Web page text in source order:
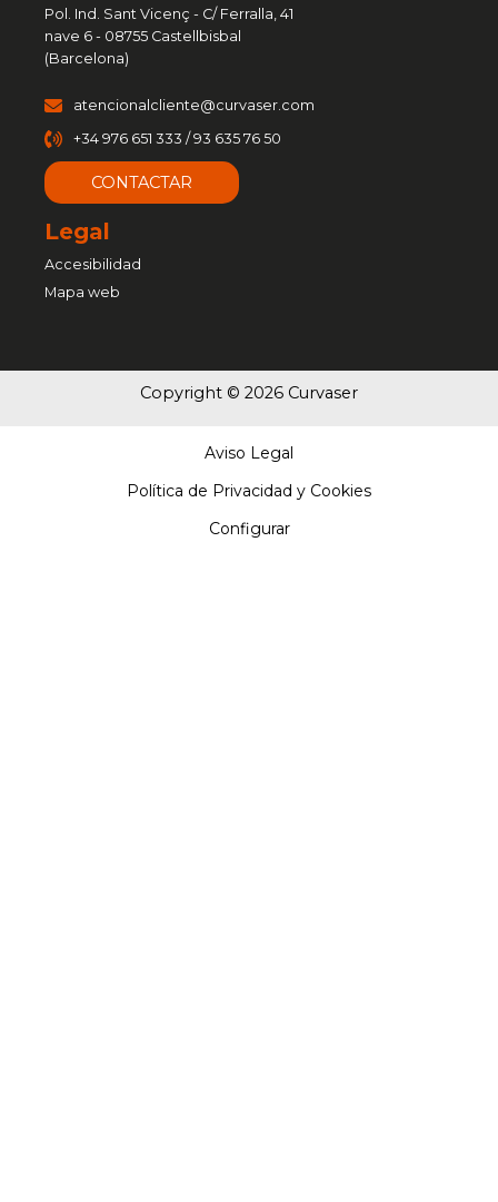
Pol. Ind. Sant Vicenç - C/ Ferralla, 41
nave 6 - 08755 Castellbisbal
(Barcelona)
atencionalcliente@curvaser.com
+34 976 651 333 / 93 635 76 50
CONTACTAR
Legal
Accesibilidad
Mapa web
Copyright © 2026 Curvaser
Aviso Legal
Política de Privacidad y Cookies
Configurar